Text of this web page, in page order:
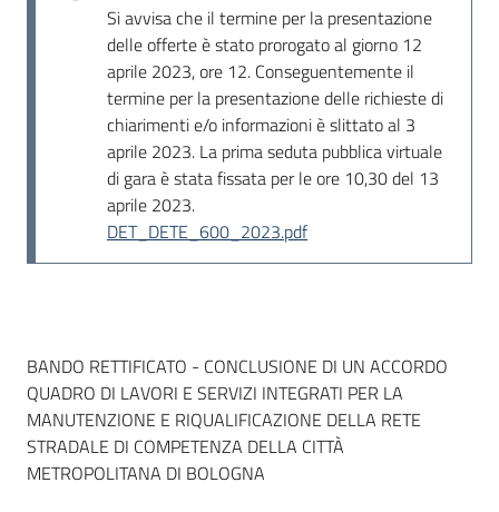
Si avvisa che il termine per la presentazione
delle offerte è stato prorogato al giorno 12
aprile 2023, ore 12. Conseguentemente il
termine per la presentazione delle richieste di
chiarimenti e/o informazioni è slittato al 3
aprile 2023. La prima seduta pubblica virtuale
di gara è stata fissata per le ore 10,30 del 13
aprile 2023.
DET_DETE_600_2023.pdf
Dati del bando
BANDO RETTIFICATO - CONCLUSIONE DI UN ACCORDO
QUADRO DI LAVORI E SERVIZI INTEGRATI PER LA
MANUTENZIONE E RIQUALIFICAZIONE DELLA RETE
STRADALE DI COMPETENZA DELLA CITTÀ
METROPOLITANA DI BOLOGNA